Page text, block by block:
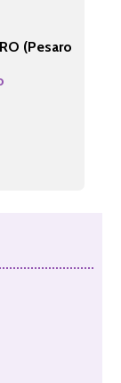
(Pesaro